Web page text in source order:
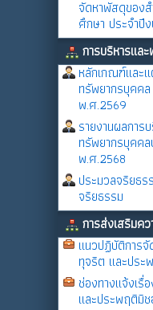
จัดหาพัสดุของ
ศึกษา ประจำปี
การบริหารแล
หลักเกณฑ์และ
ทรัพยากรบุคค
พ.ศ.2569
รายงานผลกา
ทรัพยากรบุคค
พ.ศ.2568
ประมวลจริยธร
จริยธรรม
การส่งเสริมค
แนวปฏิบัติการจั
ทุจริต และประ
ช่องทางแจ้งเรื่
และประพฤติมิ